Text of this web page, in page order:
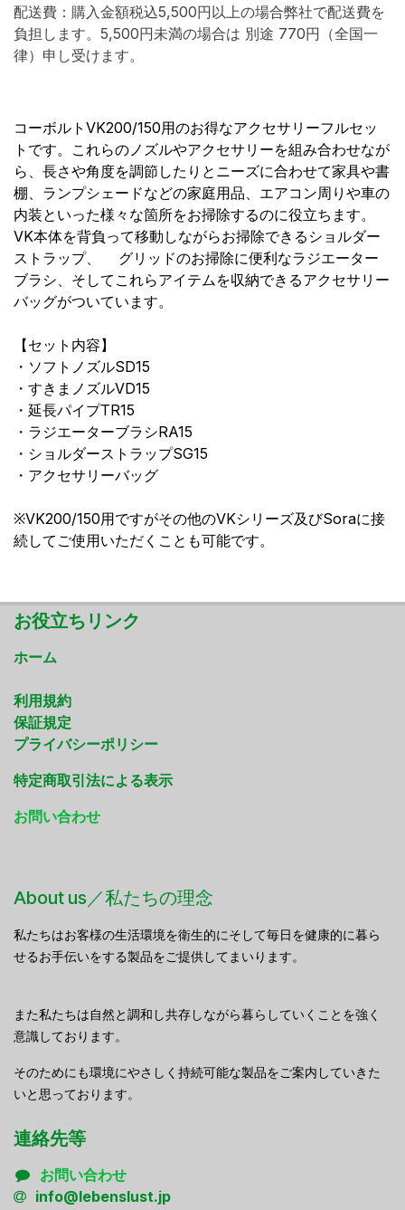
配送費：購入金額税込5,500円以上の場合弊社で配送費を
負担します。5,500円未満の場合は 別途 770円（全国一
律）申し受けます。
コーボルトVK200/150用のお得なアクセサリーフルセッ
トです。これらのノズルやアクセサリーを組み合わせなが
ら、長さや角度を調節したりとニーズに合わせて家具や書
棚、ランプシェードなどの家庭用品、エアコン周りや車の
内装といった様々な箇所をお掃除するのに役立ちます。
VK本体を背負って移動しながらお掃除できるショルダー
ストラップ、
​グリッドのお掃除に便利なラジエーター
ブラシ、そしてこれらアイテムを収納できるアクセサリー
バッグがついています。
【セット内容】
・ソフトノズルSD15
・すきまノズルVD15
・延長パイプTR15
・ラジエーターブラシRA15
・ショルダーストラップSG15
・アクセサリーバッグ
※VK200/150用ですがその他のVKシリーズ及びSoraに接
続してご使用いただくことも可能です。
お役立ちリンク
ホーム
利用規約
保証規定
プライバシーポリシー
特定商取引法による表示
お問い合わせ
About us／私たちの理念
私たちはお客様の生活環境を衛生的にそして毎日を健康的に暮ら
せるお手伝いをする製品をご提供してまいります。
また私たちは自然と調和し共存しながら暮らしていくことを強く
意識しております。
そのためにも環境にやさしく持続可能な製品をご案内していきた
いと思っております。
連絡先等
お問い合わせ
info@lebenslust.jp